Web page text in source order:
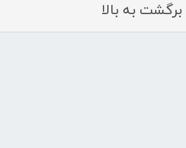
برگشت به بالا